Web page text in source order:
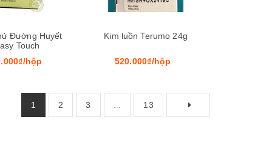
Đường Huyết
Touch
hộp
Kim luồn Terumo 24g
520.000₫/hộp
1 2 3 13